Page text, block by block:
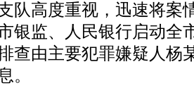
高度重视，迅速将案
银监、人民银行启动全
查由主要犯罪嫌疑人杨
。